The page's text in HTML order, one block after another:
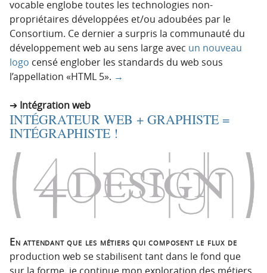
vocable englobe toutes les technologies non-
propriétaires développées et/ou adoubées par le
Consortium. Ce dernier a surpris la communauté du
développement web au sens large avec un nouveau
logo censé englober les standards du web sous
l’appellation «HTML 5». →
Intégration web
INTÉGRATEUR WEB + GRAPHISTE =
INTÉGRAPHISTE !
En attendant que les métiers qui composent le flux de
production web se stabilisent tant dans le fond que